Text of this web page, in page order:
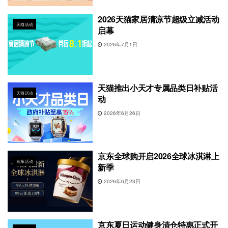
天猫活动
2026天猫家居清凉节超级立减活动
启幕
2026年7月1日
天猫活动
天猫推出小天才专属品类日补贴活
动
2026年6月26日
京东活动
京东全球购开启2026全球冰淇淋上
新季
2026年6月23日
京东夏日运动健身清仓特惠正式开